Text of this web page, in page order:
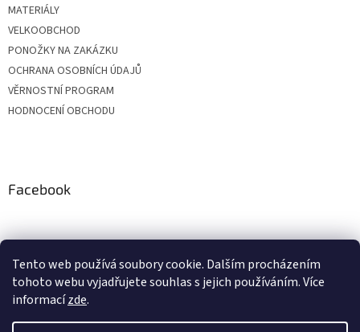
Tento web používá soubory cookie. Dalším procházením
tohoto webu vyjadřujete souhlas s jejich používáním. Více
informacízde.
MATERIÁLY
VELKOOBCHOD
PONOŽKY NA ZAKÁZKU
OCHRANA OSOBNÍCH ÚDAJŮ
VĚRNOSTNÍ PROGRAM
HODNOCENÍ OBCHODU
Facebook